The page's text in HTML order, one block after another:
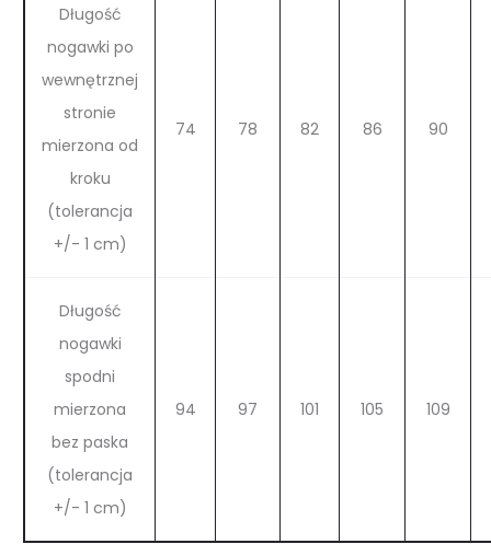
Długość
nogawki po
wewnętrznej
stronie
mierzona od
kroku
(tolerancja
+/- 1 cm)
74 78 82 86 90
Długość
nogawki
spodni
mierzona
bez paska
(tolerancja
+/- 1 cm)
94 97 101 105 109